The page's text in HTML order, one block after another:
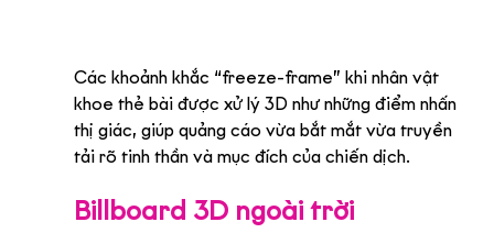
Các khoảnh khắc “freeze-frame” khi nhân vật
khoe thẻ bài được xử lý 3D như những điểm nhấn
thị giác, giúp quảng cáo vừa bắt mắt vừa truyền
tải rõ tinh thần và mục đích của chiến dịch.
Billboard 3D ngoài trời